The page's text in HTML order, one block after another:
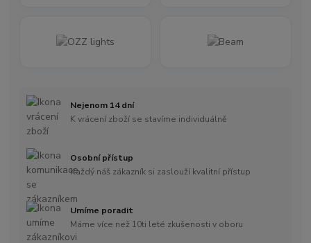
Nejenom 14 dní
K vrácení zboží se stavíme individuálně
Osobní přístup
Každý náš zákazník si zaslouží kvalitní přístup
Umíme poradit
Máme více než 10ti leté zkušenosti v oboru